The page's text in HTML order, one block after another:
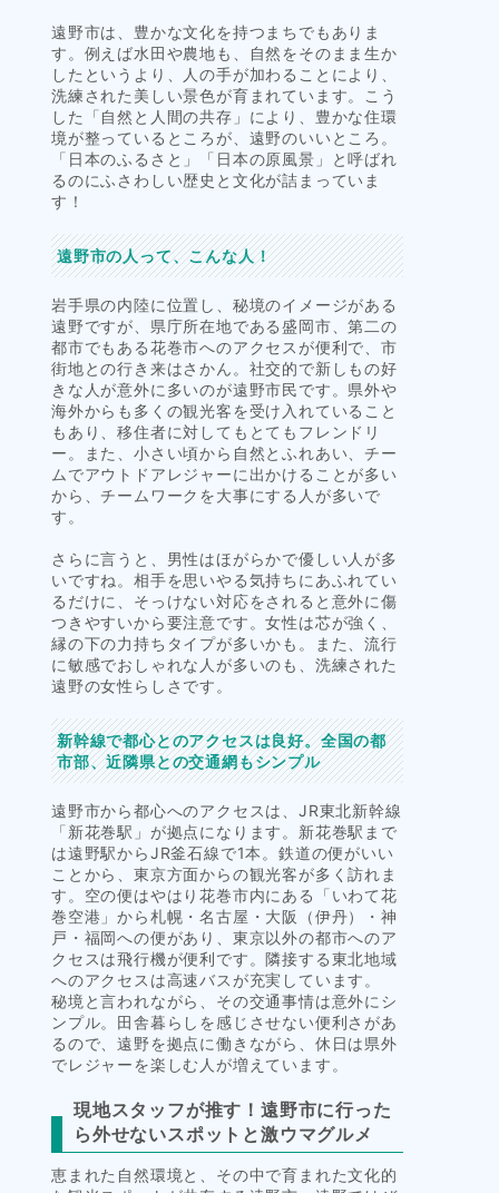
遠野市は、豊かな文化を持つまちでもありま
す。例えば水田や農地も、自然をそのまま生か
したというより、人の手が加わることにより、
洗練された美しい景色が育まれています。こう
した「自然と人間の共存」により、豊かな住環
境が整っているところが、遠野のいいところ。
「日本のふるさと」「日本の原風景」と呼ばれ
るのにふさわしい歴史と文化が詰まっていま
す！
遠野市の人って、こんな人！
岩手県の内陸に位置し、秘境のイメージがある
遠野ですが、県庁所在地である盛岡市、第二の
都市でもある花巻市へのアクセスが便利で、市
街地との行き来はさかん。社交的で新しもの好
きな人が意外に多いのが遠野市民です。県外や
海外からも多くの観光客を受け入れていること
もあり、移住者に対してもとてもフレンドリ
ー。また、小さい頃から自然とふれあい、チー
ムでアウトドアレジャーに出かけることが多い
から、チームワークを大事にする人が多いで
す。
さらに言うと、男性はほがらかで優しい人が多
いですね。相手を思いやる気持ちにあふれてい
るだけに、そっけない対応をされると意外に傷
つきやすいから要注意です。女性は芯が強く、
縁の下の力持ちタイプが多いかも。また、流行
に敏感でおしゃれな人が多いのも、洗練された
遠野の女性らしさです。
新幹線で都心とのアクセスは良好。全国の都
市部、近隣県との交通網もシンプル
遠野市から都心へのアクセスは、JR東北新幹線
「新花巻駅」が拠点になります。新花巻駅まで
は遠野駅からJR釜石線で1本。鉄道の便がいい
ことから、東京方面からの観光客が多く訪れま
す。空の便はやはり花巻市内にある「いわて花
巻空港」から札幌・名古屋・大阪（伊丹）・神
戸・福岡への便があり、東京以外の都市へのア
クセスは飛行機が便利です。隣接する東北地域
へのアクセスは高速バスが充実しています。
秘境と言われながら、その交通事情は意外にシ
ンプル。田舎暮らしを感じさせない便利さがあ
るので、遠野を拠点に働きながら、休日は県外
でレジャーを楽しむ人が増えています。
現地スタッフが推す！遠野市に行った
ら外せないスポットと激ウマグルメ
恵まれた自然環境と、その中で育まれた文化的